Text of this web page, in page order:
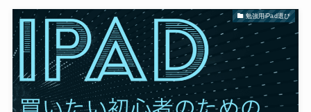
勉強用iPad選び